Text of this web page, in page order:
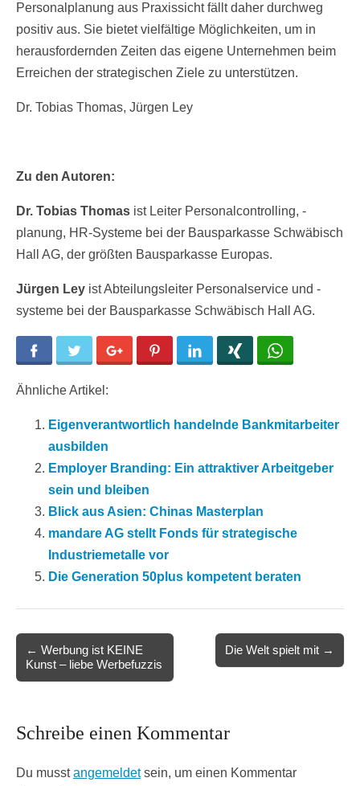
Personalplanung aus Praxissicht fällt daher durchweg
positiv aus. Sie bietet vielfältige Möglichkeiten, um in
herausfordernden Zeiten das eigene Unternehmen beim
Erreichen der strategischen Ziele zu unterstützen.
Dr. Tobias Thomas, Jürgen Ley
Zu den Autoren:
Dr. Tobias Thomas ist Leiter Personalcontrolling, -
planung, HR-Systeme bei der Bausparkasse Schwäbisch
Hall AG, der größten Bausparkasse Europas.
Jürgen Ley ist Abteilungsleiter Personalservice und -
systeme bei der Bausparkasse Schwäbisch Hall AG.
Facebook Twitter Google+ Pinterest LinkedIn
Ähnliche Artikel:
Eigenverantwortlich handelnde Bankmitarbeiter
ausbilden
Employer Branding: Ein attraktiver Arbeitgeber
sein und bleiben
Blick aus Asien: Chinas Masterplan
mandare AG stellt Fonds für strategische
Industriemetalle vor
Die Generation 50plus kompetent beraten
Post
navigation
← Werbung ist KEINE
Kunst – liebe Werbefuzzis
Die Welt spielt mit →
Schreibe einen Kommentar
Du musstangemeldetsein, um einen Kommentar